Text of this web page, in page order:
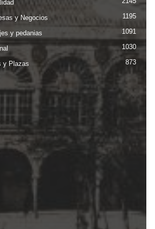
y Negocios 1195
y pedanias 1091
1030
y Plazas 873